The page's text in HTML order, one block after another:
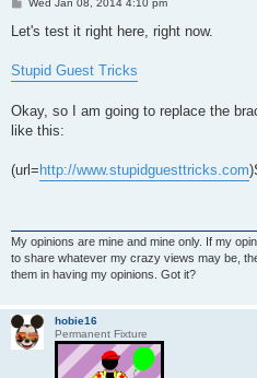
s
Let's test it right here, right now.
Stupid Guest Tricks
Okay, so I am going to replace the
like this:
(url=http://www.stupidguesttricks.com
My opinions are mine and mine only. If my
to share whatever my crazy views may be,
them in having my opinions. Got it?
hobie16
Permanent Fixture